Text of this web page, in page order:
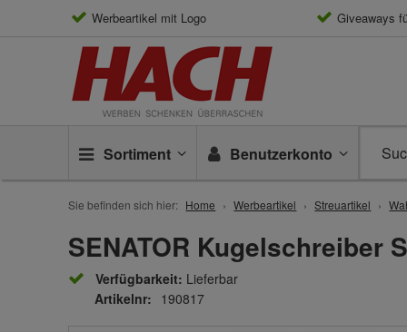
Werbeartikel mit Logo Giveaways
Sortiment Benutzerkonto
Sie befinden sich hier: Home Werbeartikel Streuartikel
SENATOR Kugelschreiber
Verfügbarkeit: Lieferbar
Artikelnr: 190817